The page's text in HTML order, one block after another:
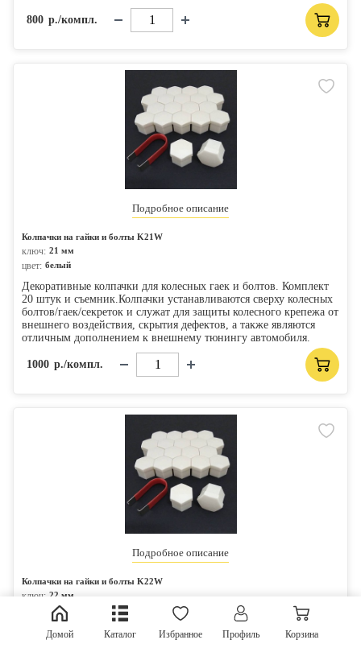
800 р./компл.
Подробное описание
Колпачки на гайки и болты K21W
ключ: 21 мм
цвет: белый
Декоративные колпачки для колесных гаек и болтов. Комплект
20 штук и съемник.Колпачки устанавливаются сверху колесных
болтов/гаек/секреток и служат для защиты колесного крепежа от
внешнего воздействия, скрытия дефектов, а также являются
отличным дополнением к внешнему тюнингу автомобиля.
1000 р./компл.
Подробное описание
Колпачки на гайки и болты K22W
ключ: 22 мм
белый
Декоративные колпачки для колесных гаек и болтов. Комплект
20 штук и съемник.Колпачки устанавливаются сверху колесных
Домой Каталог Избранное Профиль Корзина